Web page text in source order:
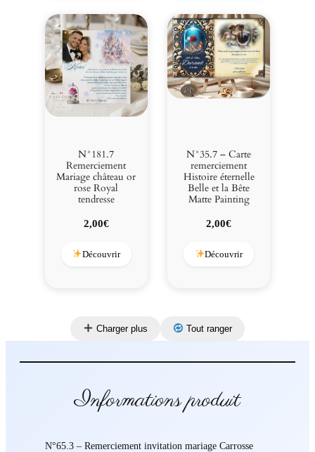
N°181.7
Remerciement
Mariage château or
rose Royal
tendresse
2,00€
Découvrir
N°35.7 – Carte
remerciement
Histoire éternelle
Belle et la Bête
Matte Painting
2,00€
Découvrir
Charger plus Tout ranger
Informations produit
N°65.3 – Remerciement invitation mariage Carrosse